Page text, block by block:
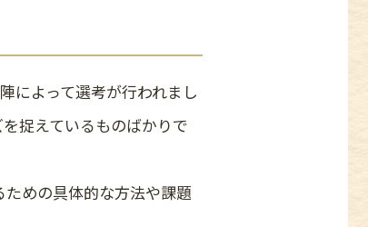
によって選考が行われまし
捉えているものばかりで
めの具体的な方法や課題